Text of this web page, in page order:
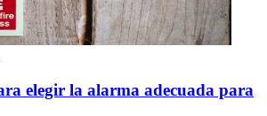
elegir la alarma adecuada para